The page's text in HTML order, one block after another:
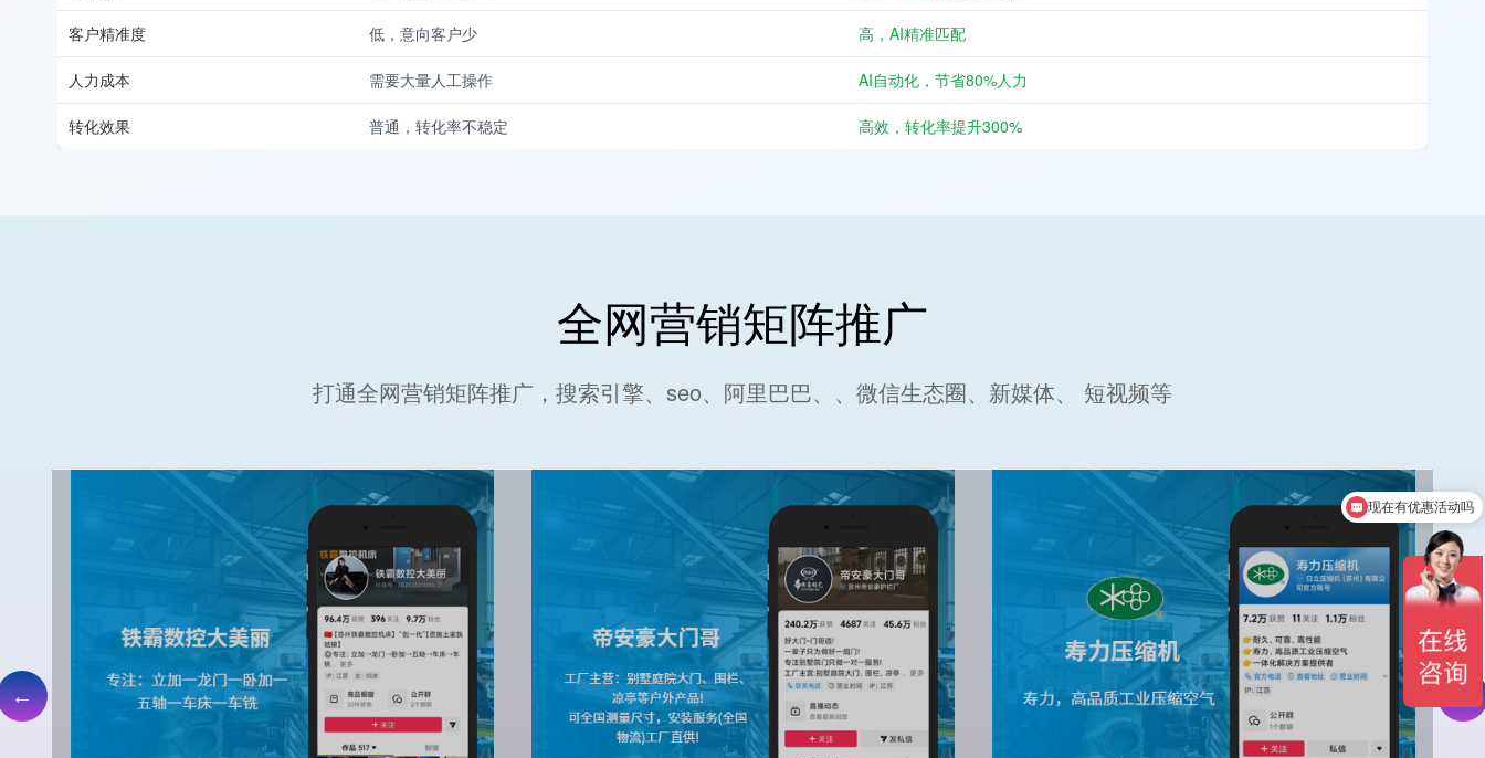
客户精准度 低，意向客户少 高，AI精准匹配
人力成本 需要大量人工操作 AI自动化，节省80%人力
转化效果 普通，转化率不稳定 高效，转化率提升300%
全网营销矩阵推广
打通全网营销矩阵推广，搜索引擎、seo、阿里巴巴、、微信生态圈、新媒体、 短视频等
可以介绍下你们的产品么
现在有优惠活动吗